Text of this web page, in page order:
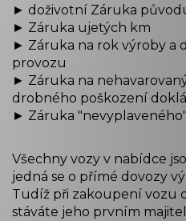
► doživotní Záruka
► Záruka ujetých km
► Záruka na rok výroby a
provozu
► Záruka na
drobného poškození
► Záruka
Všechny vozy v nabídce
jedná se o přímé dovozy
Tudíž při zakoupení vozu
stáváte jeho prvním